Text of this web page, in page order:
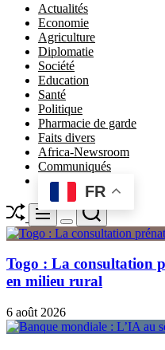
Actualités
Economie
Agriculture
Diplomatie
Société
Education
Santé
Politique
Pharmacie de garde
Faits divers
Africa-Newsroom
Communiqués
FR
ShuffleMenu
Switch
color
Search
Togo : La consultation
en milieu rural
6 août 2026